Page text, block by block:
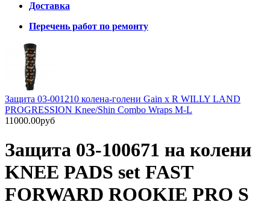
Доставка
Перечень работ по ремонту
Защита 03-001210 колена-голени Gain x R WILLY LAND
PROGRESSION Knee/Shin Combo Wraps M-L
11000.00руб
Защита 03-100671 на колени
KNEE PADS set FAST
FORWARD ROOKIE PRO S